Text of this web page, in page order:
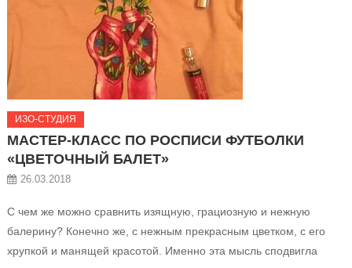
ИЗО-СТУДИЯ
МАСТЕР-КЛАСС ПО РОСПИСИ ФУТБОЛКИ
«ЦВЕТОЧНЫЙ БАЛЕТ»
26.03.2018
С чем же можно сравнить изящную, грациозную и нежную
балерину? Конечно же, с нежным прекрасным цветком, с его
хрупкой и манящей красотой. Именно эта мысль сподвигла